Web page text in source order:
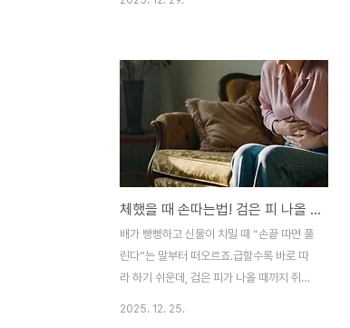
상태입니다. 그래서 위를 자극하지 않는 식사
가 무엇보다 중요합니다. 핵심은 자극이 적고
소화가 잘 되는 음식을 고르는 것입니다.저지
방 단백질과 부드러운 채소를 중심으로 식단
을 구성해 보세요. 규칙적인 식사와 천천히
씹는 습관도 꼭 챙겨야 합니다. 2. 속이 편안
해지는 추천 식품 리스트를 소개합니다어떤
음식을 먹어야 할지 고민된다면 다음 식품들
을 기억해 보세요.저지방 단백질: 닭가슴살이
나 두부는 위에 부담..
체했을 때 손따는법! 검은 피 나올 때까지 짜면 안 되는 이유
배가 빵빵하고 신물이 치밀 때 “손끝 따면 풀
린다”는 말부터 떠오르죠.급할수록 바로 따
라 하기 쉬운데, 검은 피가 나올 때까지 쥐어
2025. 12. 25.